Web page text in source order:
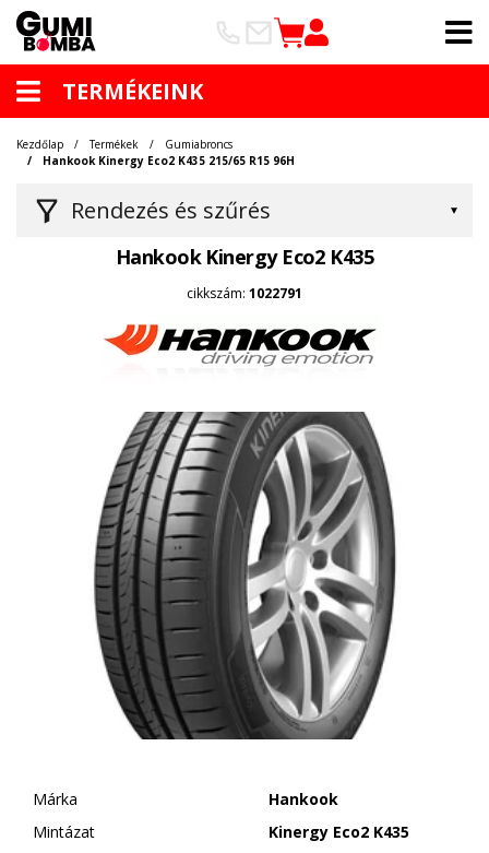
TERMÉKEINK
Rendezés és szűrés
Kezdőlap Termékek
Gumiabroncs
Hankook Kinergy Eco2 K435 215/65 R15 96H
Hankook Kinergy Eco2 K435
cikkszám: 1022791
Márka
Hankook
Mintázat
Kinergy Eco2 K435